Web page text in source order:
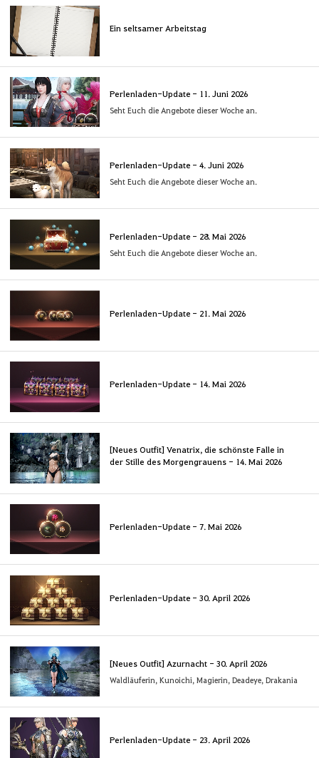
Ein seltsamer Arbeitstag
Perlenladen-Update - 11. Juni 2026
Seht Euch die Angebote dieser Woche an.
Perlenladen-Update - 4. Juni 2026
Seht Euch die Angebote dieser Woche an.
Perlenladen-Update - 28. Mai 2026
Seht Euch die Angebote dieser Woche an.
Perlenladen-Update - 21. Mai 2026
Perlenladen-Update - 14. Mai 2026
[Neues Outfit] Venatrix, die schönste Falle in
der Stille des Morgengrauens - 14. Mai 2026
Perlenladen-Update - 7. Mai 2026
Perlenladen-Update - 30. April 2026
[Neues Outfit] Azurnacht - 30. April 2026
Waldläuferin, Kunoichi, Magierin, Deadeye, Drakania
Perlenladen-Update - 23. April 2026